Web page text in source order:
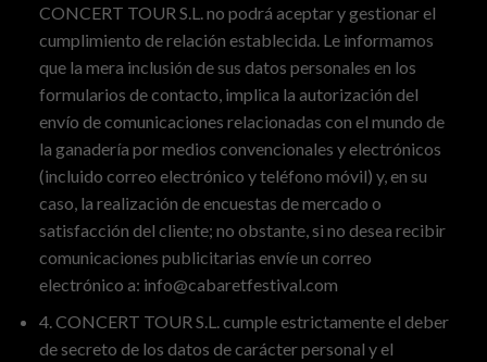
CONCERT TOUR S.L. no podrá aceptar y gestionar el
cumplimiento de relación establecida. Le informamos
que la mera inclusión de sus datos personales en los
formularios de contacto, implica la autorización del
envío de comunicaciones relacionadas con el mundo de
la ganadería por medios convencionales y electrónicos
(incluido correo electrónico y teléfono móvil) y, en su
caso, la realización de encuestas de mercado o
satisfacción del cliente; no obstante, si no desea recibir
comunicaciones publicitarias envíe un correo
electrónico a: info@cabaretfestival.com
4. CONCERT TOUR S.L. cumple estrictamente el deber
de secreto de los datos de carácter personal y el